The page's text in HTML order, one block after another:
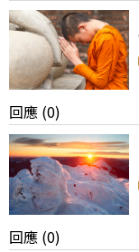
回應 (0)
回應 (0)